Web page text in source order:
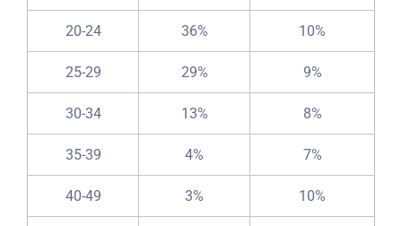
20-24 36% 10%
25-29 29% 9%
30-34 13% 8%
35-39 4% 7%
40-49 3% 10%